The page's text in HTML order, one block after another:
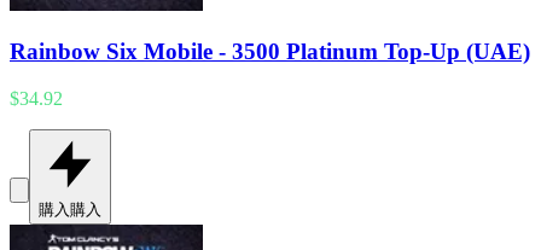
Rainbow Six Mobile - 3500 Platinum Top-Up (UAE)
$34.92
購入 購入